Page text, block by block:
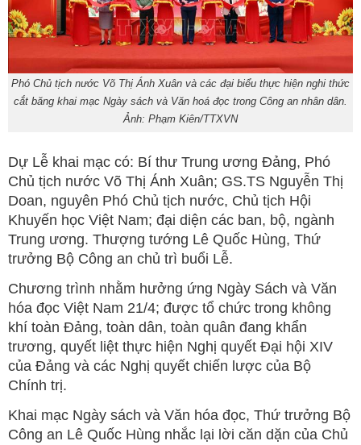
Phó Chủ tịch nước Võ Thị Ánh Xuân và các đại biểu thực hiện nghi thức
cắt băng khai mạc Ngày sách và Văn hoá đọc trong Công an nhân dân.
Ảnh: Phạm Kiên/TTXVN
Dự Lễ khai mạc có: Bí thư Trung ương Đảng, Phó
Chủ tịch nước Võ Thị Ánh Xuân; GS.TS Nguyễn Thị
Doan, nguyên Phó Chủ tịch nước, Chủ tịch Hội
Khuyến học Việt Nam; đại diện các ban, bộ, ngành
Trung ương. Thượng tướng Lê Quốc Hùng, Thứ
trưởng Bộ Công an chủ trì buổi Lễ.
Chương trình nhằm hưởng ứng Ngày Sách và Văn
hóa đọc Việt Nam 21/4; được tổ chức trong không
khí toàn Đảng, toàn dân, toàn quân đang khẩn
trương, quyết liệt thực hiện Nghị quyết Đại hội XIV
của Đảng và các Nghị quyết chiến lược của Bộ
Chính trị.
Khai mạc Ngày sách và Văn hóa đọc, Thứ trưởng Bộ
Công an Lê Quốc Hùng nhắc lại lời căn dặn của Chủ